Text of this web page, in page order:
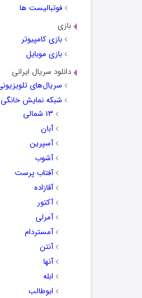
فوتبالیست ها
بازی
بازی کامپیوتر
بازی موبایل
دانلود سریال ایرانی
سریال‌های
شبکه نمایش خانگی
۱۳ شمالی
آبان
آسپرین
آشوب
آفتاب پرست
آقازاده
آکتور
آمرلی
آمستردام
آنتن
آنها
ابله
ابوطالب